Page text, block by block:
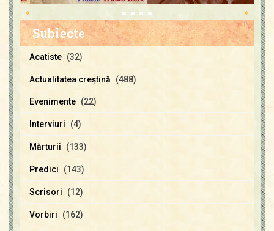
»
«
Subiecte
Acatiste (32)
Actualitatea creştină (488)
Evenimente (22)
Interviuri (4)
Mărturii (133)
Predici (143)
Scrisori (12)
Vorbiri (162)